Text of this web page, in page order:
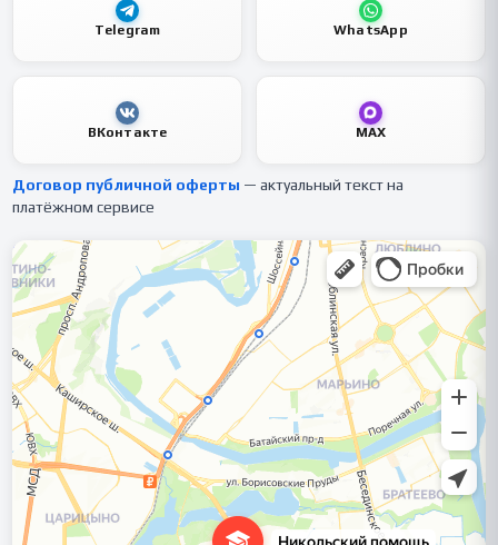
Telegram WhatsApp
ВКонтакте MAX
Договор публичной оферты — актуальный текст на
платёжном сервисе